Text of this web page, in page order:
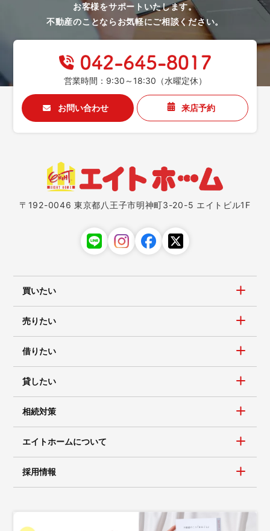
お客様をサポートいたします。
不動産のことならお気軽にご相談ください。
営業時間：9:30～18:30（水曜定休）
お問い合わせ 来店予約
〒192-0046 東京都八王子市明神町3-20-5 エイトビル1F
買いたい
売りたい
借りたい
貸したい
相続対策
エイトホームについて
採用情報